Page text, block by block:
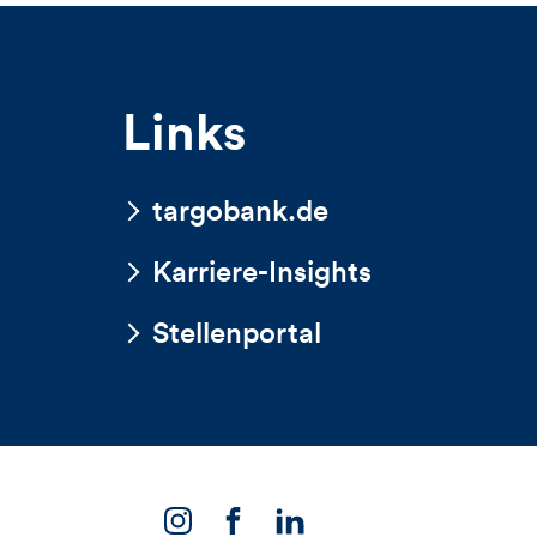
Artikels
Links
targobank.de
Karriere-Insights
Stellenportal